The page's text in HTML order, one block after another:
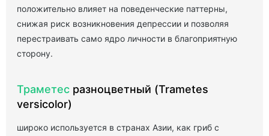
положительно влияет на поведенческие паттерны,
снижая риск возникновения депрессии и позволяя
перестраивать само ядро личности в благоприятную
сторону.
Траметес разноцветный (Trametes
versicolor)
широко используется в странах Азии, как гриб с